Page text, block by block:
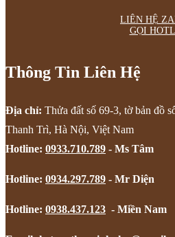
LIÊN HỆ
GỌI
Thông Tin Liên Hệ
Địa chỉ: Thửa đất số 69-3, tờ bản đồ
Thanh Trì, Hà Nội, Việt Nam
Hotline: 0933.710.789 - Ms Tâm
Hotline: 0934.297.789 - Mr Diện
Hotline: 0938.437.123 - Miền Nam